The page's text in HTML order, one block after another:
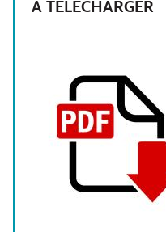
À TÉLÉCHARGER